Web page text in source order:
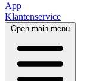
App
Klantenservice
Open main menu